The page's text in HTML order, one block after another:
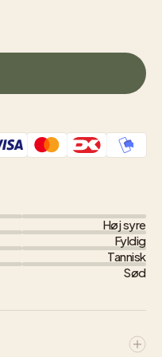
Høj syre
Fyldig
Tannisk
Sød